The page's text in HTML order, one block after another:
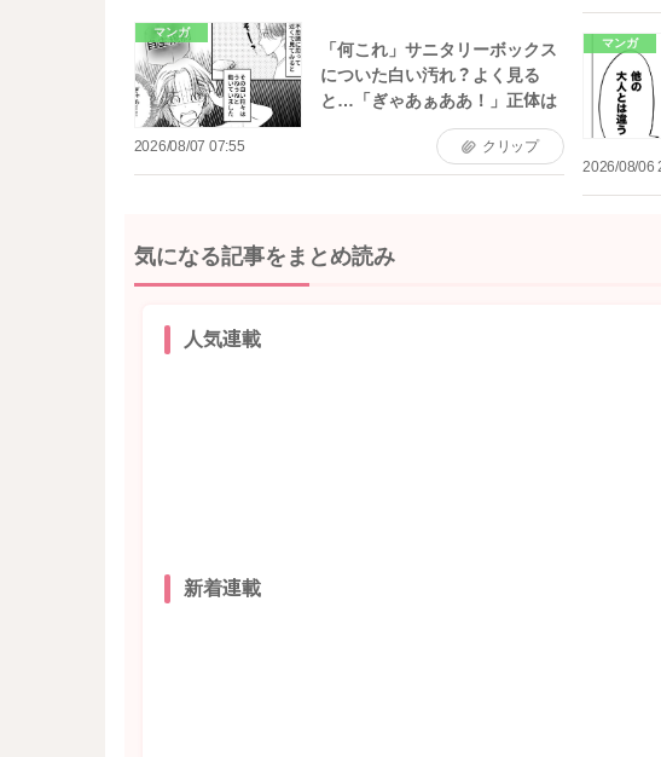
マンガ
「何これ」サニタリーボックス
についた白い汚れ？よく見る
と…「ぎゃあぁああ！」正体は
2026/08/07 07:55 クリップ
マンガ
2026/08/06
気になる記事をまとめ読み
人気連載
新着連載